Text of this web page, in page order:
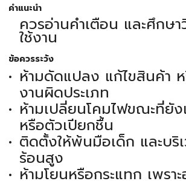
คำแนะนำ
ควรอ่านคำเตือน และศึกษา
ใช้งาน
ข้อควรระวัง
ห้ามดัดแปลง แก้ไขสินค้า ห
งานผิดประเภท
ห้ามเปลี่ยนโคมไฟขณะที่ยั
หรือตัวเปียกชื้น
ติดตั้งให้พ้นมือเด็ก และบ
ร้อนสูง
ห้ามโยนหรือกระแทก เพราะ